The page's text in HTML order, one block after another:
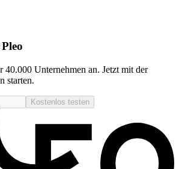
40.000 Unternehmen an. Jetzt mit der
starten.
Kostenlos testen